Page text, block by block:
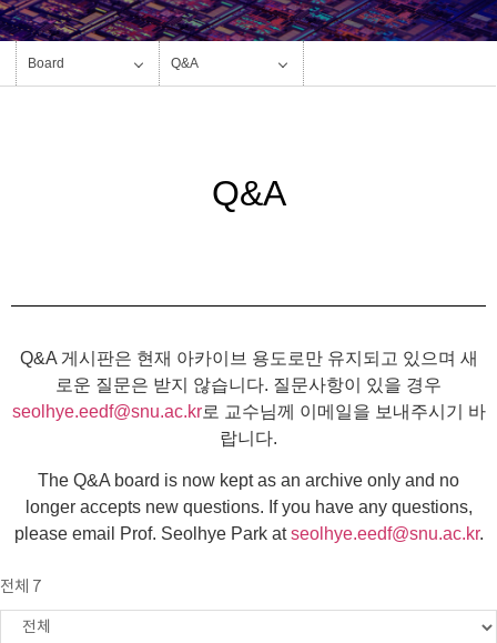
Board Q&A
Q&A
Q&A 게시판은 현재 아카이브 용도로만 유지되고 있으며 새
로운 질문은 받지 않습니다. 질문사항이 있을 경우
seolhye.eedf@snu.ac.kr로 교수님께 이메일을 보내주시기 바
랍니다.
The Q&A board is now kept as an archive only and no
longer accepts new questions. If you have any questions,
please email Prof. Seolhye Park atseolhye.eedf@snu.ac.kr.
전체 7